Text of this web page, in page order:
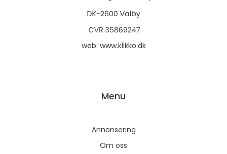
web: www.klikko.dk
Menu
Annonsering
Om oss